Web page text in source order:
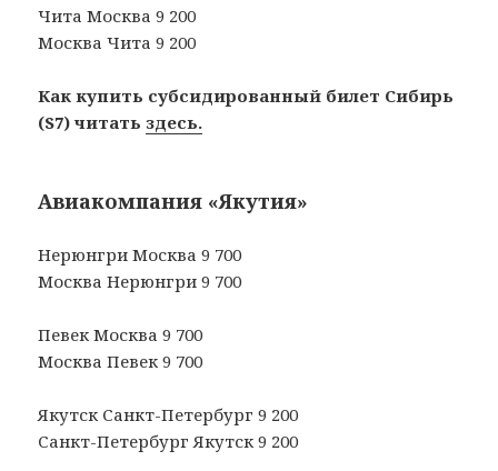
Чита Москва 9 200
Москва Чита 9 200
Как купить субсидированный билет Сибирь
(S7) читатьздесь.
Авиакомпания «Якутия»
Нерюнгри Москва 9 700
Москва Нерюнгри 9 700
Певек Москва 9 700
Москва Певек 9 700
Якутск Санкт-Петербург 9 200
Санкт-Петербург Якутск 9 200